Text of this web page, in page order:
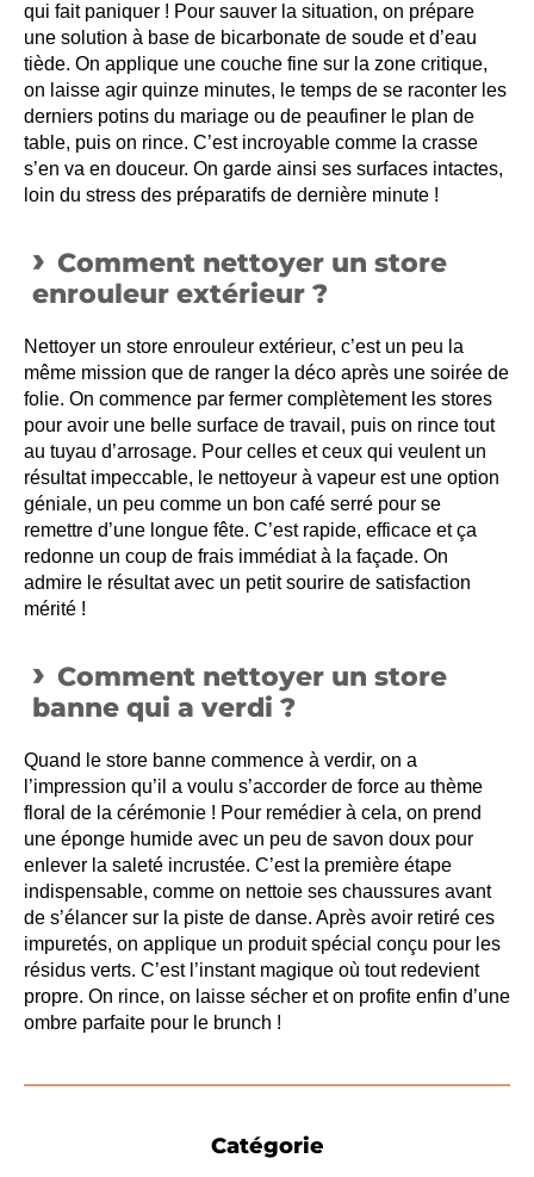
qui fait paniquer ! Pour sauver la situation, on prépare
une solution à base de bicarbonate de soude et d’eau
tiède. On applique une couche fine sur la zone critique,
on laisse agir quinze minutes, le temps de se raconter les
derniers potins du mariage ou de peaufiner le plan de
table, puis on rince. C’est incroyable comme la crasse
s’en va en douceur. On garde ainsi ses surfaces intactes,
loin du stress des préparatifs de dernière minute !
Comment nettoyer un store
enrouleur extérieur ?
Nettoyer un store enrouleur extérieur, c’est un peu la
même mission que de ranger la déco après une soirée de
folie. On commence par fermer complètement les stores
pour avoir une belle surface de travail, puis on rince tout
au tuyau d’arrosage. Pour celles et ceux qui veulent un
résultat impeccable, le nettoyeur à vapeur est une option
géniale, un peu comme un bon café serré pour se
remettre d’une longue fête. C’est rapide, efficace et ça
redonne un coup de frais immédiat à la façade. On
admire le résultat avec un petit sourire de satisfaction
mérité !
Comment nettoyer un store
banne qui a verdi ?
Quand le store banne commence à verdir, on a
l’impression qu’il a voulu s’accorder de force au thème
floral de la cérémonie ! Pour remédier à cela, on prend
une éponge humide avec un peu de savon doux pour
enlever la saleté incrustée. C’est la première étape
indispensable, comme on nettoie ses chaussures avant
de s’élancer sur la piste de danse. Après avoir retiré ces
impuretés, on applique un produit spécial conçu pour les
résidus verts. C’est l’instant magique où tout redevient
propre. On rince, on laisse sécher et on profite enfin d’une
ombre parfaite pour le brunch !
Catégorie